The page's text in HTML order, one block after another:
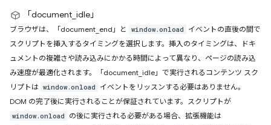
「document_idle」
ブラウザは、「document_end」と window.onload
イベントの直後の間で
スクリプトを挿入するタイミングを選択します。挿入のタイミングは、ドキ
ュメントの複雑さや読み込みにかかる時間によって異なり、ページの読み込
み速度が最適化されます。「document_idle」で実行されるコンテンツ スク
リプトは window.onload
イベントをリッスンする必要はありません。
DOM の完了後に実行されることが保証されています。スクリプトが
window.onload の後に実行される必要がある場合、拡張機能は